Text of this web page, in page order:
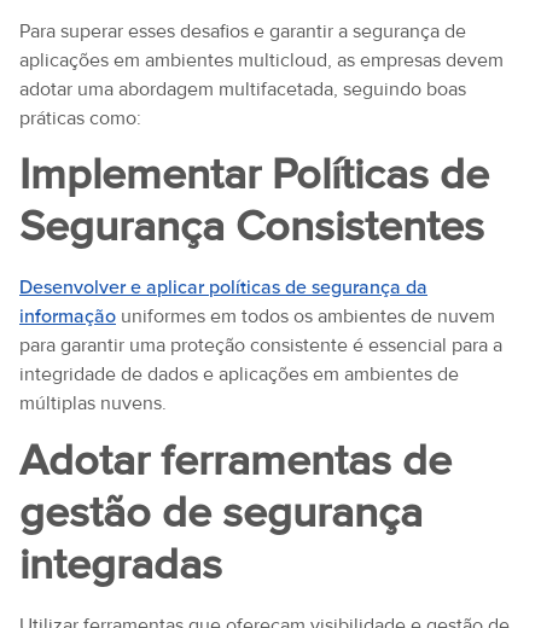
Para superar esses desafios e garantir a segurança de
aplicações em ambientes multicloud, as empresas devem
adotar uma abordagem multifacetada, seguindo boas
práticas como:
Implementar Políticas de
Segurança Consistentes
Desenvolver e aplicar políticas de segurança da
informação uniformes em todos os ambientes de nuvem
para garantir uma proteção consistente é essencial para a
integridade de dados e aplicações em ambientes de
múltiplas nuvens.
Adotar ferramentas de
gestão de segurança
integradas